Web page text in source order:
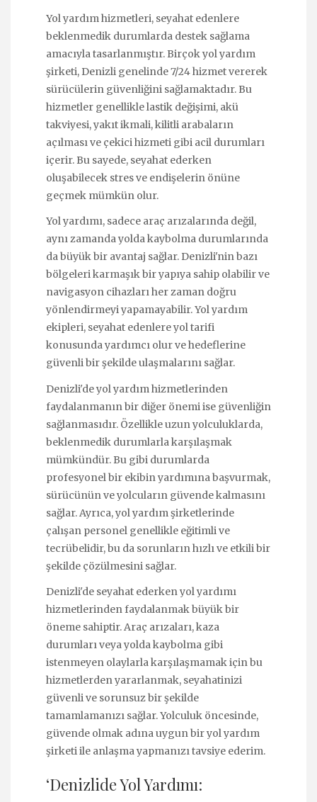
Yol yardım hizmetleri, seyahat edenlere
beklenmedik durumlarda destek sağlama
amacıyla tasarlanmıştır. Birçok yol yardım
şirketi, Denizli genelinde 7/24 hizmet vererek
sürücülerin güvenliğini sağlamaktadır. Bu
hizmetler genellikle lastik değişimi, akü
takviyesi, yakıt ikmali, kilitli arabaların
açılması ve çekici hizmeti gibi acil durumları
içerir. Bu sayede, seyahat ederken
oluşabilecek stres ve endişelerin önüne
geçmek mümkün olur.
Yol yardımı, sadece araç arızalarında değil,
aynı zamanda yolda kaybolma durumlarında
da büyük bir avantaj sağlar. Denizli'nin bazı
bölgeleri karmaşık bir yapıya sahip olabilir ve
navigasyon cihazları her zaman doğru
yönlendirmeyi yapamayabilir. Yol yardım
ekipleri, seyahat edenlere yol tarifi
konusunda yardımcı olur ve hedeflerine
güvenli bir şekilde ulaşmalarını sağlar.
Denizli'de yol yardım hizmetlerinden
faydalanmanın bir diğer önemi ise güvenliğin
sağlanmasıdır. Özellikle uzun yolculuklarda,
beklenmedik durumlarla karşılaşmak
mümkündür. Bu gibi durumlarda
profesyonel bir ekibin yardımına başvurmak,
sürücünün ve yolcuların güvende kalmasını
sağlar. Ayrıca, yol yardım şirketlerinde
çalışan personel genellikle eğitimli ve
tecrübelidir, bu da sorunların hızlı ve etkili bir
şekilde çözülmesini sağlar.
Denizli'de seyahat ederken yol yardımı
hizmetlerinden faydalanmak büyük bir
öneme sahiptir. Araç arızaları, kaza
durumları veya yolda kaybolma gibi
istenmeyen olaylarla karşılaşmamak için bu
hizmetlerden yararlanmak, seyahatinizi
güvenli ve sorunsuz bir şekilde
tamamlamanızı sağlar. Yolculuk öncesinde,
güvende olmak adına uygun bir yol yardım
şirketi ile anlaşma yapmanızı tavsiye ederim.
‘Denizlide Yol Yardımı: